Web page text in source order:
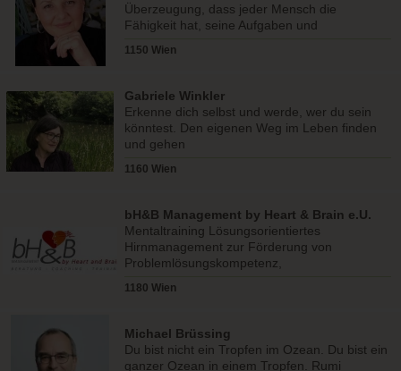
Überzeugung, dass jeder Mensch die
Fähigkeit hat, seine Aufgaben und
1150 Wien
Gabriele Winkler
Erkenne dich selbst und werde, wer du sein
könntest. Den eigenen Weg im Leben finden
und gehen
1160 Wien
bH&B Management by Heart & Brain e.U.
Mentaltraining Lösungsorientiertes
Hirnmanagement zur Förderung von
Problemlösungskompetenz,
Management.
1180 Wien
Michael Brüssing
Du bist nicht ein Tropfen im Ozean. Du bist ein
ganzer Ozean in einem Tropfen. Rumi